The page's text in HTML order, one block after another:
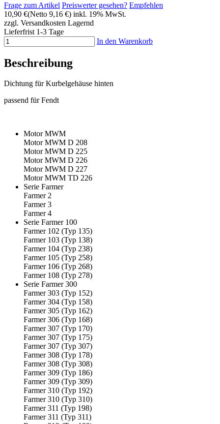
Frage zum Artikel Preiswerter gesehen? Empfehlen
10,90 €(Netto 9,16 €) inkl. 19% MwSt.
zzgl. Versandkosten Lagernd
Lieferfrist 1-3 Tage
In den Warenkorb
Beschreibung
Dichtung für Kurbelgehäuse hinten
passend für Fendt
Motor MWM
Motor MWM D 208
Motor MWM D 225
Motor MWM D 226
Motor MWM D 227
Motor MWM TD 226
Serie Farmer
Farmer 2
Farmer 3
Farmer 4
Serie Farmer 100
Farmer 102 (Typ 135)
Farmer 103 (Typ 138)
Farmer 104 (Typ 238)
Farmer 105 (Typ 258)
Farmer 106 (Typ 268)
Farmer 108 (Typ 278)
Serie Farmer 300
Farmer 303 (Typ 152)
Farmer 304 (Typ 158)
Farmer 305 (Typ 162)
Farmer 306 (Typ 168)
Farmer 307 (Typ 170)
Farmer 307 (Typ 175)
Farmer 307 (Typ 307)
Farmer 308 (Typ 178)
Farmer 308 (Typ 308)
Farmer 309 (Typ 186)
Farmer 309 (Typ 309)
Farmer 310 (Typ 192)
Farmer 310 (Typ 310)
Farmer 311 (Typ 198)
Farmer 311 (Typ 311)